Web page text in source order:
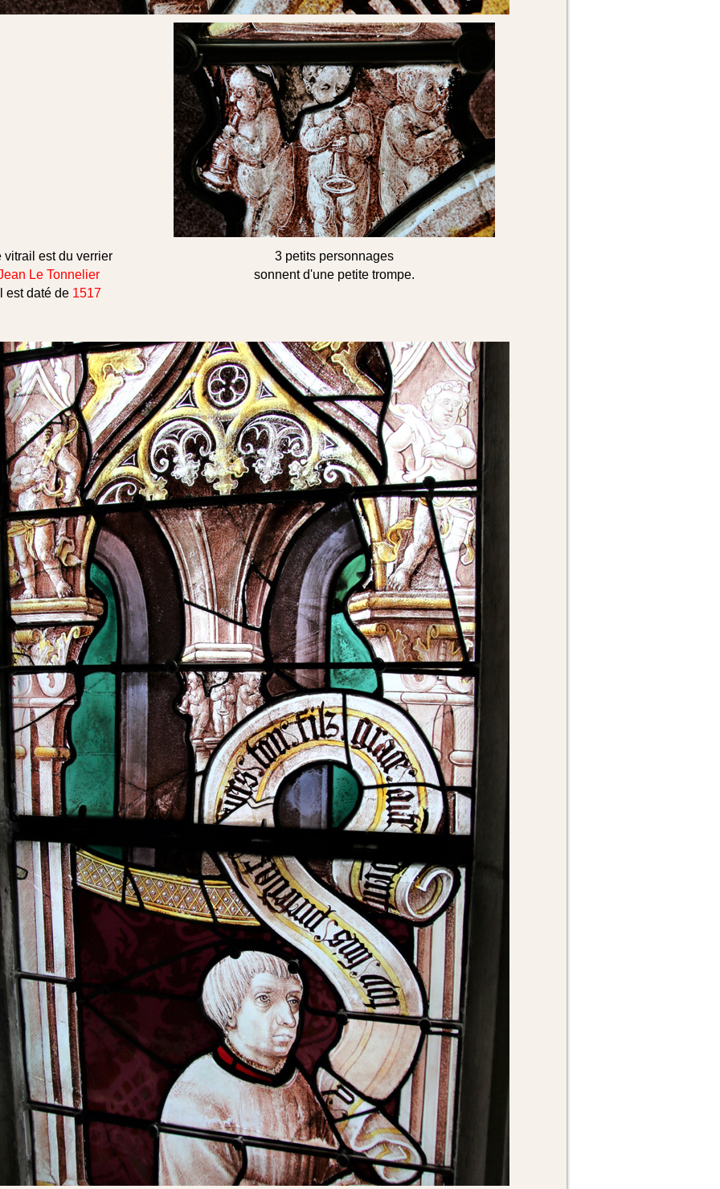
vitrail est du verrier
Le Tonnelier
est daté de 1517
3 petits personnages
sonnent d'une petite trompe.